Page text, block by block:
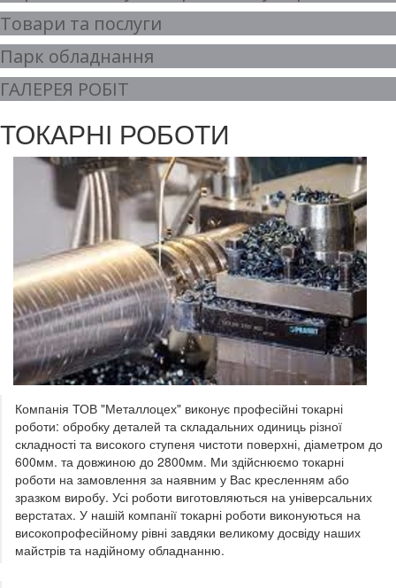
Товари та послуги
Парк обладнання
ГАЛЕРЕЯ РОБІТ
ТОКАРНІ РОБОТИ
Компанія ТОВ "Металлоцех" виконує професійні токарні
роботи: обробку деталей та складальних одиниць різної
складності та високого ступеня чистоти поверхні, діаметром до
600мм. та довжиною до 2800мм. Ми здійснюємо токарні
роботи на замовлення за наявним у Вас кресленням або
зразком виробу. Усі роботи виготовляються на універсальних
верстатах. У нашій компанії токарні роботи виконуються на
високопрофесійному рівні завдяки великому досвіду наших
майстрів та надійному обладнанню.